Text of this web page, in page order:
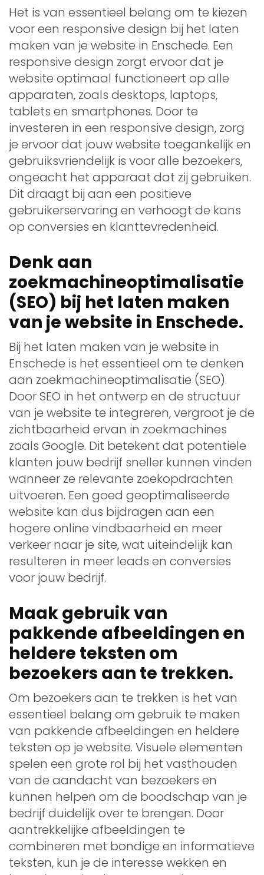
Het is van essentieel belang om te kiezen
voor een responsive design bij het laten
maken van je website in Enschede. Een
responsive design zorgt ervoor dat je
website optimaal functioneert op alle
apparaten, zoals desktops, laptops,
tablets en smartphones. Door te
investeren in een responsive design, zorg
je ervoor dat jouw website toegankelijk en
gebruiksvriendelijk is voor alle bezoekers,
ongeacht het apparaat dat zij gebruiken.
Dit draagt bij aan een positieve
gebruikerservaring en verhoogt de kans
op conversies en klanttevredenheid.
Denk aan
zoekmachineoptimalisatie
(SEO) bij het laten maken
van je website in Enschede.
Bij het laten maken van je website in
Enschede is het essentieel om te denken
aan zoekmachineoptimalisatie (SEO).
Door SEO in het ontwerp en de structuur
van je website te integreren, vergroot je de
zichtbaarheid ervan in zoekmachines
zoals Google. Dit betekent dat potentiële
klanten jouw bedrijf sneller kunnen vinden
wanneer ze relevante zoekopdrachten
uitvoeren. Een goed geoptimaliseerde
website kan dus bijdragen aan een
hogere online vindbaarheid en meer
verkeer naar je site, wat uiteindelijk kan
resulteren in meer leads en conversies
voor jouw bedrijf.
Maak gebruik van
pakkende afbeeldingen en
heldere teksten om
bezoekers aan te trekken.
Om bezoekers aan te trekken is het van
essentieel belang om gebruik te maken
van pakkende afbeeldingen en heldere
teksten op je website. Visuele elementen
spelen een grote rol bij het vasthouden
van de aandacht van bezoekers en
kunnen helpen om de boodschap van je
bedrijf duidelijk over te brengen. Door
aantrekkelijke afbeeldingen te
combineren met bondige en informatieve
teksten, kun je de interesse wekken en